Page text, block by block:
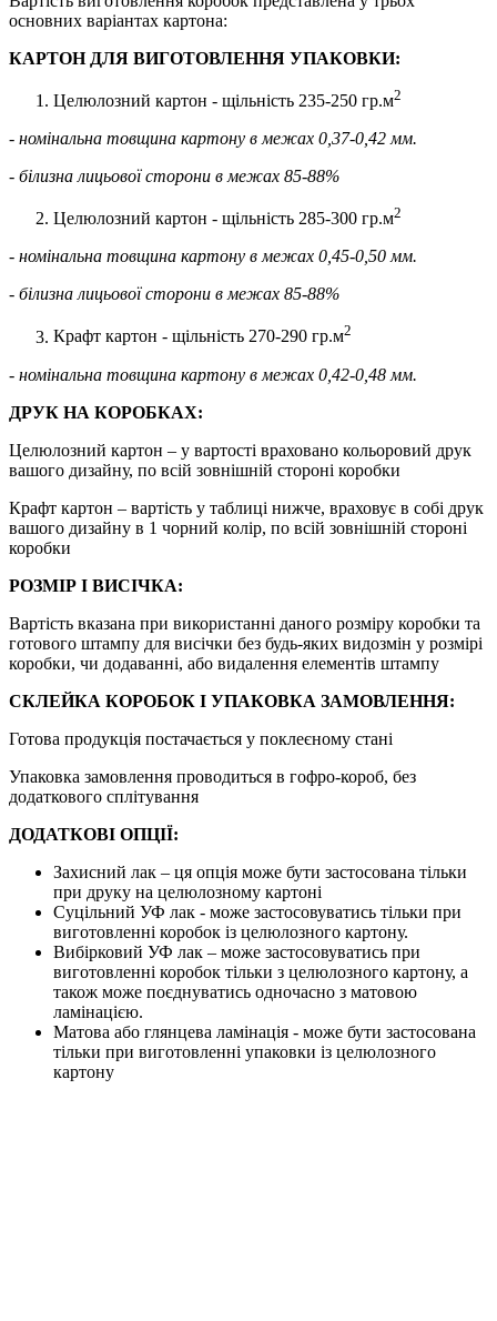
основних варіантах картона:
КАРТОН ДЛЯ ВИГОТОВЛЕННЯ УПАКОВКИ:
Целюлозний картон - щільність 235-250 гр.м2
- номінальна товщина картону в межах 0,37-0,42 мм.
- білизна лицьової сторони в межах 85-88%
Целюлозний картон - щільність 285-300 гр.м2
- номінальна товщина картону в межах 0,45-0,50 мм.
- білизна лицьової сторони в межах 85-88%
Крафт картон - щільність 270-290 гр.м2
- номінальна товщина картону в межах 0,42-0,48 мм.
ДРУК НА КОРОБКАХ:
Целюлозний картон – у вартості враховано кольоровий друк
вашого дизайну, по всій зовнішній стороні коробки
Крафт картон – вартість у таблиці нижче, враховує в собі друк
вашого дизайну в 1 чорний колір, по всій зовнішній стороні
коробки
РОЗМІР І ВИСІЧКА:
Вартість вказана при використанні даного розміру коробки та
готового штампу для висічки без будь-яких видозмін у розмірі
коробки, чи додаванні, або видалення елементів штампу
СКЛЕЙКА КОРОБОК І УПАКОВКА ЗАМОВЛЕННЯ:
Готова продукція постачається у поклеєному стані
Упаковка замовлення проводиться в гофро-короб, без
додаткового сплітування
ДОДАТКОВІ ОПЦІЇ:
Захисний лак – ця опція може бути застосована тільки
при друку на целюлозному картоні
Суцільний УФ лак - може застосовуватись тільки при
виготовленні коробок із целюлозного картону.
Вибірковий УФ лак – може застосовуватись при
виготовленні коробок тільки з целюлозного картону, а
також може поєднуватись одночасно з матовою
ламінацією.
Матова або глянцева ламінація - може бути застосована
тільки при виготовленні упаковки із целюлозного
картону